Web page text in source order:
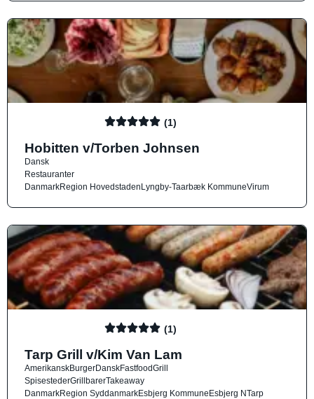
(1)
Hobitten v/Torben Johnsen
Dansk
Restauranter
DanmarkRegion HovedstadenLyngby-Taarbæk KommuneVirum
(1)
Tarp Grill v/Kim Van Lam
AmerikanskBurgerDanskFastfoodGrill
SpisestederGrillbarerTakeaway
DanmarkRegion SyddanmarkEsbjerg KommuneEsbjerg NTarp